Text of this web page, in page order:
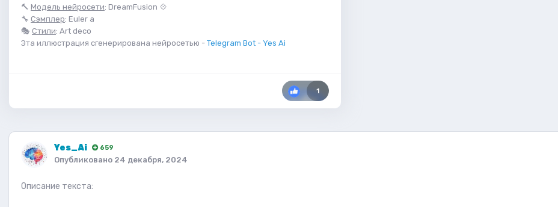
🔨 Модель нейросети: DreamFusion 💠
🔧 Сэмплер: Euler a
🎭 Стили: Art deco
Эта иллюстрация сгенерирована нейросетью - Telegram Bot - Yes Ai
1
Yes_Ai 659
Опубликовано 24 декабря, 2024
Описание текста: